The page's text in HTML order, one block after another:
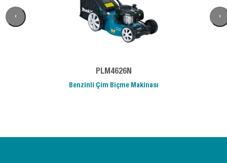
PLM4626N
Benzinli Çim Biçme Makinası
‹ ›